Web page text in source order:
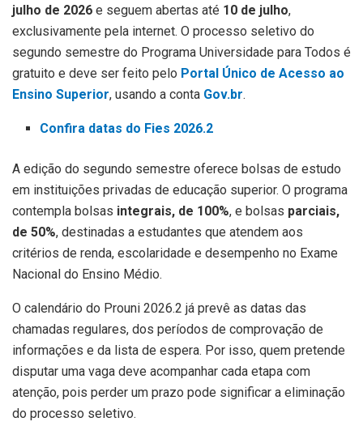
julho de 2026 e seguem abertas até 10 de julho,
exclusivamente pela internet. O processo seletivo do
segundo semestre do Programa Universidade para Todos é
gratuito e deve ser feito pelo Portal Único de Acesso ao
Ensino Superior, usando a conta Gov.br.
Confira datas do Fies 2026.2
A edição do segundo semestre oferece bolsas de estudo
em instituições privadas de educação superior. O programa
contempla bolsas integrais, de 100%, e bolsas parciais,
de 50%, destinadas a estudantes que atendem aos
critérios de renda, escolaridade e desempenho no Exame
Nacional do Ensino Médio.
O calendário do Prouni 2026.2 já prevê as datas das
chamadas regulares, dos períodos de comprovação de
informações e da lista de espera. Por isso, quem pretende
disputar uma vaga deve acompanhar cada etapa com
atenção, pois perder um prazo pode significar a eliminação
do processo seletivo.